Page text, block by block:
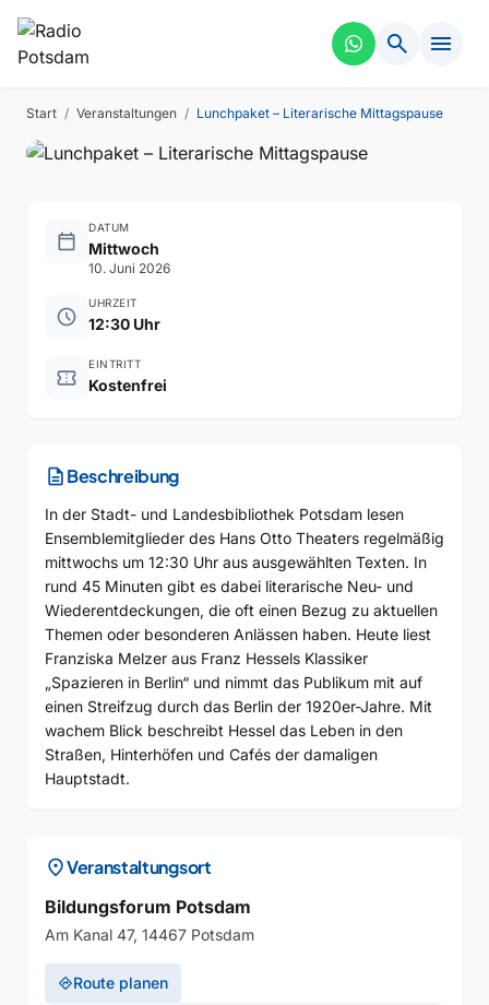
search menu
Start / Veranstaltungen / Lunchpaket – Literarische Mittagspause
LESUNG
Mittagspause
calendar_today
DATUM
Mittwoch
10. Juni 2026
schedule
UHRZEIT
12:30 Uhr
confirmation_number
EINTRITT
Kostenfrei
descriptionBeschreibung
In der Stadt- und Landesbibliothek Potsdam lesen
Ensemblemitglieder des Hans Otto Theaters regelmäßig
mittwochs um 12:30 Uhr aus ausgewählten Texten. In
rund 45 Minuten gibt es dabei literarische Neu- und
Wiederentdeckungen, die oft einen Bezug zu aktuellen
Themen oder besonderen Anlässen haben. Heute liest
Franziska Melzer aus Franz Hessels Klassiker
„Spazieren in Berlin“ und nimmt das Publikum mit auf
einen Streifzug durch das Berlin der 1920er-Jahre. Mit
wachem Blick beschreibt Hessel das Leben in den
Straßen, Hinterhöfen und Cafés der damaligen
Hauptstadt.
location_onVeranstaltungsort
Bildungsforum Potsdam
Am Kanal 47, 14467 Potsdam
directionsRoute planen